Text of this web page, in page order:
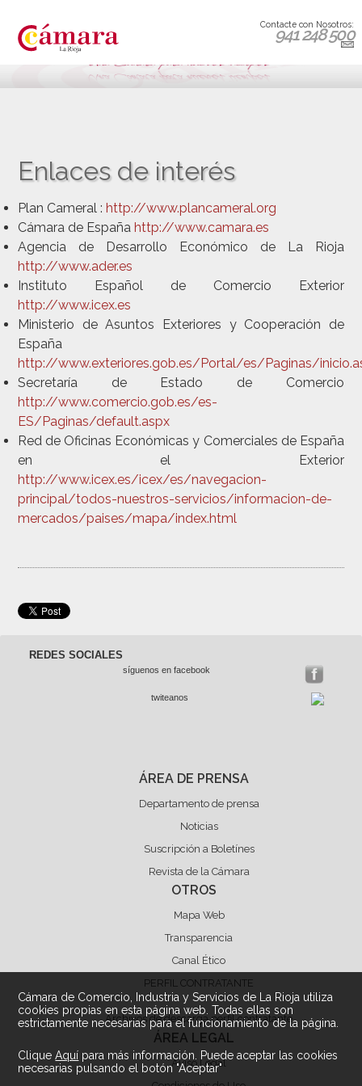
Cámara de Comercio, Industria y Servicios de La Rioja utiliza
cookies propias en esta página web. Todas ellas son
estrictamente necesarias para el funcionamiento de la página.
CliqueAquí para más información. Puede aceptar las cookies
necesarias pulsando el botón "Aceptar"
Contacte con Nosotros:
941 248 500
Enlaces de interés
Plan Cameral : http://www.plancameral.org
Cámara de España http://www.camara.es
Agencia de Desarrollo Económico de La Rioja
http://www.ader.es
Instituto Español de Comercio Exterior
http://www.icex.es
Ministerio de Asuntos Exteriores y Cooperación de
España
http://www.exteriores.gob.es/Portal/es/Paginas/
Secretaría de Estado de Comercio
http://www.comercio.gob.es/es-
ES/Paginas/default.aspx
Red de Oficinas Económicas y Comerciales de España
en el Exterior
http://www.icex.es/icex/es/navegacion-
principal/todos-nuestros-servicios/informacion-de-
mercados/paises/mapa/index.html
REDES SOCIALES
síguenos en facebook
twiteanos
ÁREA DE PRENSA
Departamento de prensa
Noticias
Suscripción a Boletínes
Revista de la Cámara
OTROS
Mapa Web
Transparencia
Canal Ético
PERFIL CONTRATANTE
Archivos de descarga perfil contratante
ÁREA LEGAL
Aviso Legal